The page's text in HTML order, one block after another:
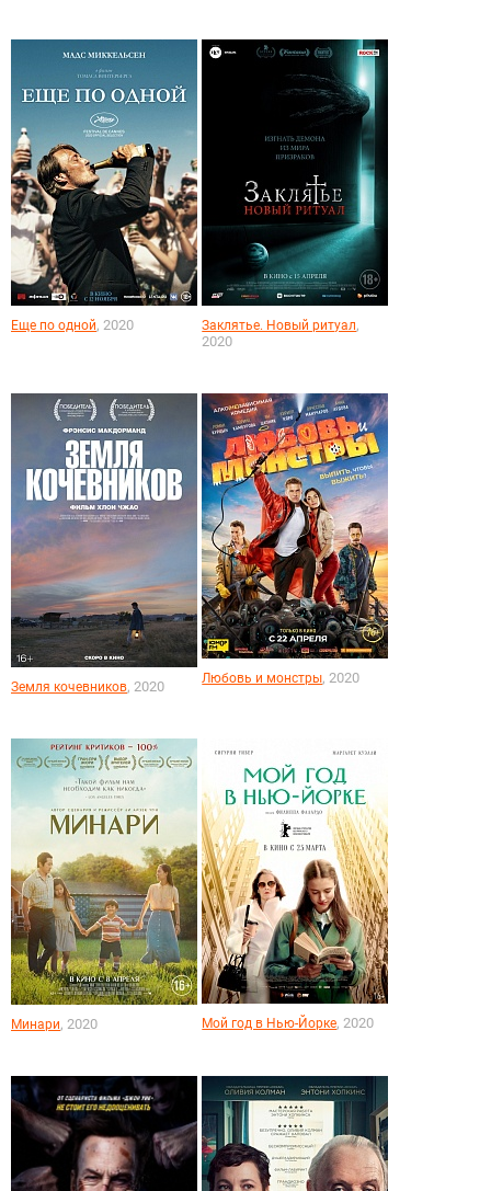
Еще по одной, 2020 Заклятье. Новый ритуал,
2020
Земля кочевников, 2020 Любовь и монстры, 2020
Минари, 2020 Мой год в Нью-Йорке, 2020